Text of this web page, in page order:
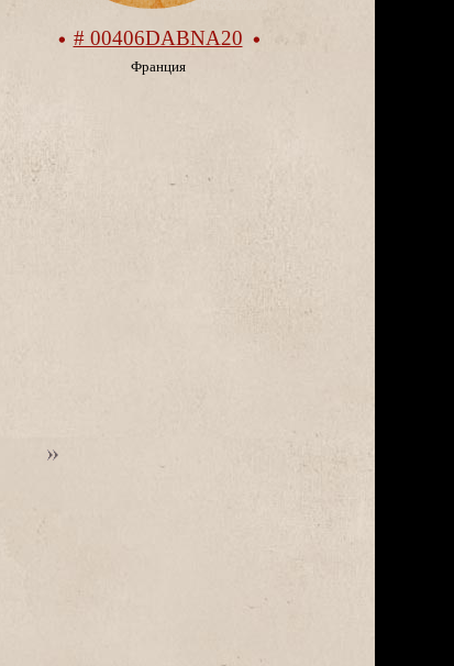
# 00406DABNA20
Франция